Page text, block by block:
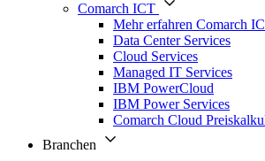
Comarch ICT
Mehr erfahren Comarch
Data Center Services
Cloud Services
Managed IT Services
IBM PowerCloud
IBM Power Services
Comarch Cloud
Branchen